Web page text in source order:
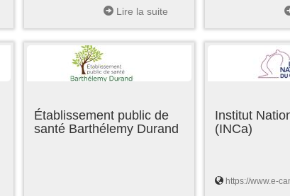
Lire la suite
Établissement public de
santé Barthélemy Durand
Institut
(INCa)
https://www.e-